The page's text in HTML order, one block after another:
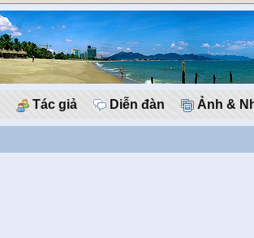
Tác giả Diễn đàn Ảnh &